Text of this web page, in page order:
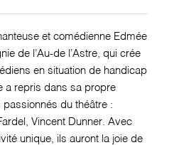
et comédienne Edmée
de l’Au-de l’Astre, qui crée
en situation de handicap
a repris dans sa propre
du théâtre :
Vincent Dunner. Avec
unique, ils auront la joie de